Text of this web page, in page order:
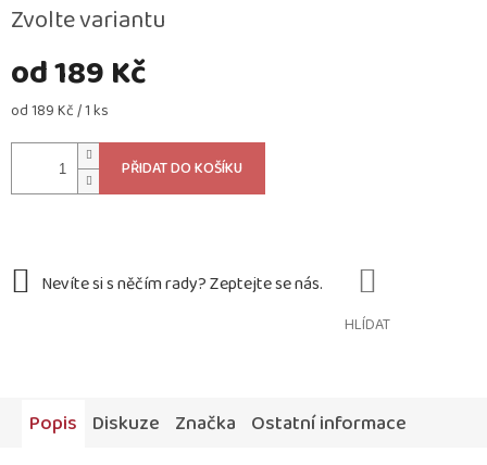
od189 Kč
Měrná
od 189 Kč / 1 ks
Zvolte variantu
PŘIDAT DO KOŠÍKU
HLÍDAT
Popis Diskuze Značka Ostatní informace